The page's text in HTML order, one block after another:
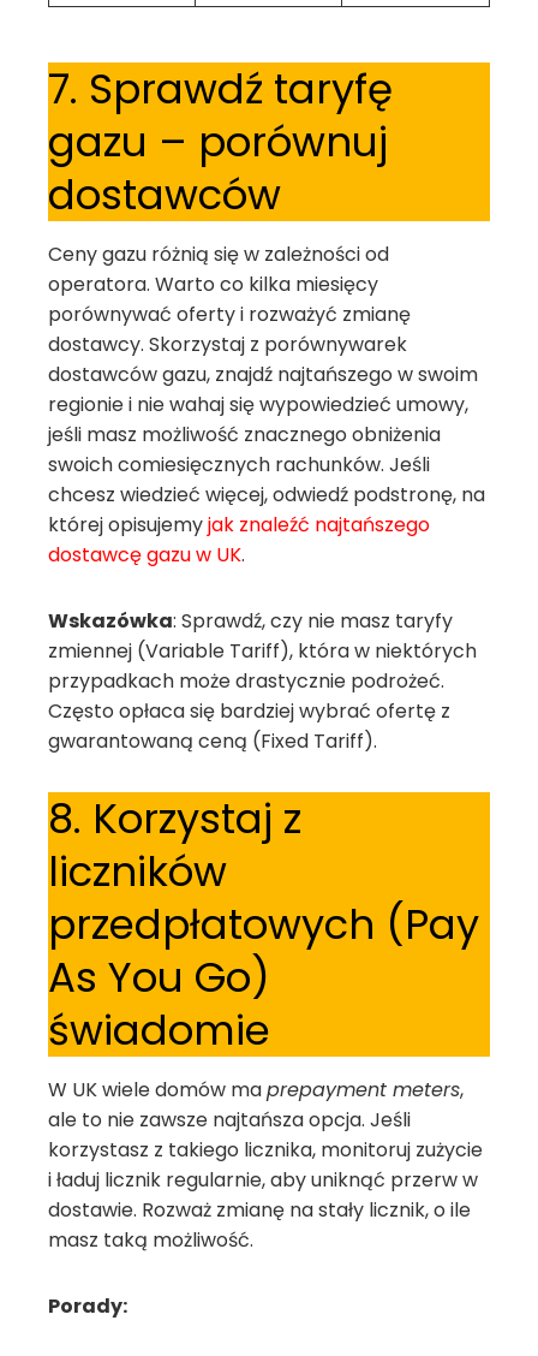
7. Sprawdź taryfę
gazu – porównuj
dostawców
Ceny gazu różnią się w zależności od
operatora. Warto co kilka miesięcy
porównywać oferty i rozważyć zmianę
dostawcy. Skorzystaj z porównywarek
dostawców gazu, znajdź najtańszego w swoim
regionie i nie wahaj się wypowiedzieć umowy,
jeśli masz możliwość znacznego obniżenia
swoich comiesięcznych rachunków. Jeśli
chcesz wiedzieć więcej, odwiedź podstronę, na
której opisujemyjak znaleźć najtańszego
dostawcę gazu w UK.
Wskazówka: Sprawdź, czy nie masz taryfy
zmiennej (Variable Tariff), która w niektórych
przypadkach może drastycznie podrożeć.
Często opłaca się bardziej wybrać ofertę z
gwarantowaną ceną (Fixed Tariff).
8. Korzystaj z
liczników
przedpłatowych (Pay
As You Go)
świadomie
W UK wiele domów maprepayment meters,
ale to nie zawsze najtańsza opcja. Jeśli
korzystasz z takiego licznika, monitoruj zużycie
i ładuj licznik regularnie, aby uniknąć przerw w
dostawie. Rozważ zmianę na stały licznik, o ile
masz taką możliwość.
Porady: